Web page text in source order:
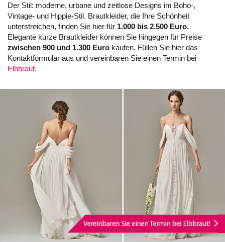
Der Stil: moderne, urbane und zeitlose Designs im Boho-,
Vintage- und Hippie-Stil. Brautkleider, die Ihre Schönheit
unterstreichen, finden Sie hier für 1.000 bis 2.500 Euro.
Elegante kurze Brautkleider können Sie hingegen für Preise
zwischen 900 und 1.300 Euro kaufen. Füllen Sie hier das
Kontaktformular aus und vereinbaren Sie einen Termin bei
Elbbraut.